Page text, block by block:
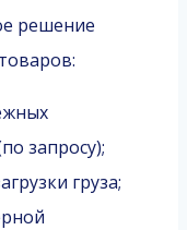
решение
запросу);
груза;